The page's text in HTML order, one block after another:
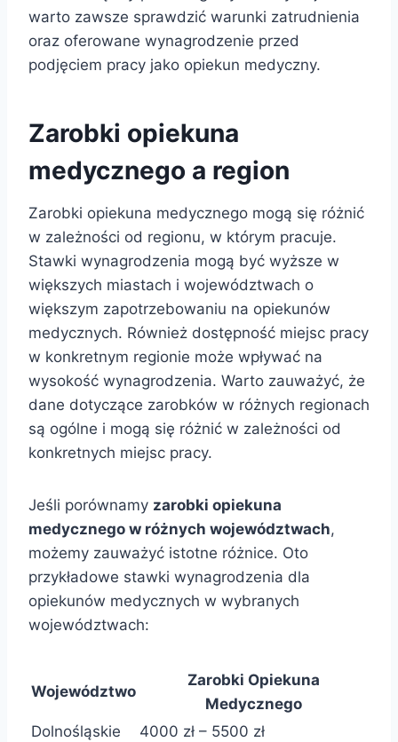
warto zawsze sprawdzić warunki zatrudnienia
oraz oferowane wynagrodzenie przed
podjęciem pracy jako opiekun medyczny.
Zarobki opiekuna
medycznego a region
Zarobki opiekuna medycznego mogą się różnić
w zależności od regionu, w którym pracuje.
Stawki wynagrodzenia mogą być wyższe w
większych miastach i województwach o
większym zapotrzebowaniu na opiekunów
medycznych. Również dostępność miejsc pracy
w konkretnym regionie może wpływać na
wysokość wynagrodzenia. Warto zauważyć, że
dane dotyczące zarobków w różnych regionach
są ogólne i mogą się różnić w zależności od
konkretnych miejsc pracy.
Jeśli porównamy zarobki opiekuna
medycznego w różnych województwach,
możemy zauważyć istotne różnice. Oto
przykładowe stawki wynagrodzenia dla
opiekunów medycznych w wybranych
województwach:
Województwo
Zarobki Opiekuna
Medycznego
Dolnośląskie
4000 zł – 5500 zł